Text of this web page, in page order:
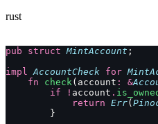
rust
pub struct MintAccount ;
impl
AccountCheck for
    fn
check (account : &
        if
! account .
            return
Err(
        }